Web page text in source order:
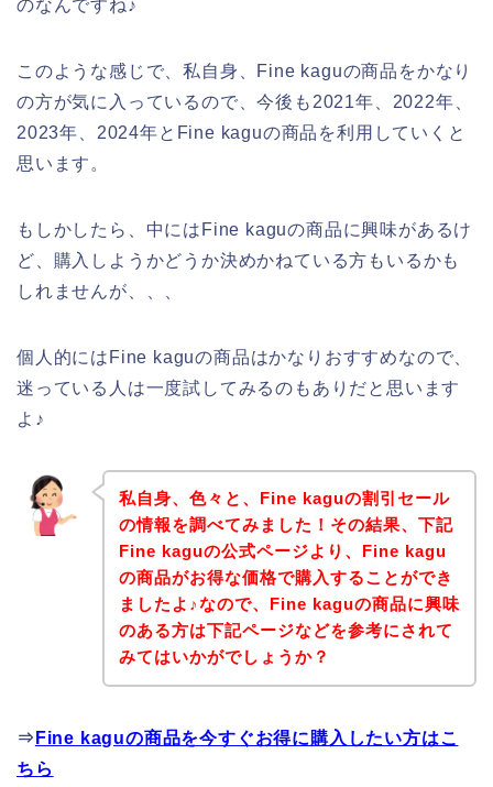
のなんですね♪
このような感じで、私自身、Fine kaguの商品をかなり
の方が気に入っているので、今後も2021年、2022年、
2023年、2024年とFine kaguの商品を利用していくと
思います。
もしかしたら、中にはFine kaguの商品に興味があるけ
ど、購入しようかどうか決めかねている方もいるかも
しれませんが、、、
個人的にはFine kaguの商品はかなりおすすめなので、
迷っている人は一度試してみるのもありだと思います
よ♪
私自身、色々と、Fine kaguの割引セール
の情報を調べてみました！その結果、下記
Fine kaguの公式ページより、Fine kagu
の商品がお得な価格で購入することができ
ましたよ♪なので、Fine kaguの商品に興味
のある方は下記ページなどを参考にされて
みてはいかがでしょうか？
⇒ Fine kaguの商品を今すぐお得に購入したい方はこ
ちら